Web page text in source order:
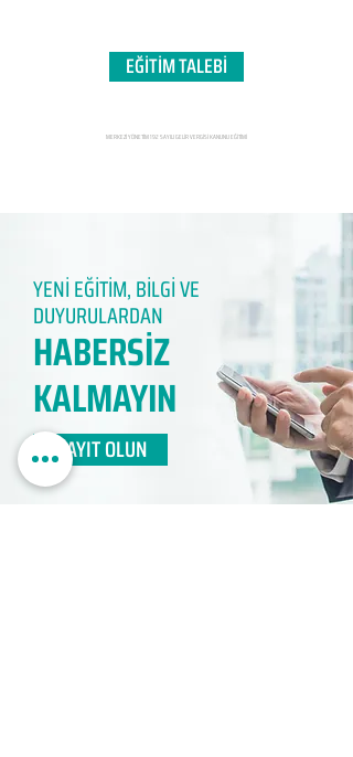
EĞİTİM TALEBİ
MERKEZİ YÖNETİM 192 SAYILI GELİR VERGİSİ KANUNU EĞİTİMİ
YENİ EĞİTİM, BİLGİ VE
DUYURULARDAN
HABERSİZ
KALMAYIN​
KAYIT OLUN